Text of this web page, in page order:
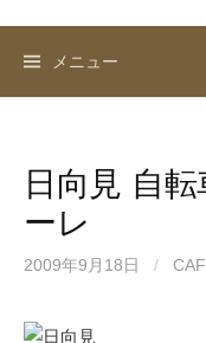
メニュー
日向見 自
ーレ
2009年9月18日 /
日向見